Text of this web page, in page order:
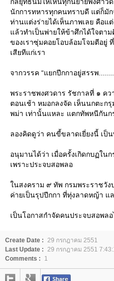
นักการทหารทุกคนทราบดี แต่ก็มั
ท่านแต่งร่ายได้เห็นภาพเลย คือแ
ล้วทำเป็นพ่ายให้ข้าศึกได้ใจตา
ของเราซุ่มคอยโอบล้อมโจมตีอยู่
เสียทีแก่เรา
จากวรรค “แยกปีกกาอยู่สรรพ
พระราชพงศวดาร รัชกาลที่ ๑ คว
ตอนเช้า หมอกลงจัด เห็นนกตะก
พม่า เท่านั้นแหละ แตกทัพหนีกันกร
ลองคิดดูว่า คนขี้ขลาดเยี่ยงนี้ เป็น
อนุมานได้ว่า เมื่อครั้งเกิดกบฏใ
เพราะประจบสอพลอ
นสงคราม ๙ ทัพ กรมพระราชวัง
ค่ายเป็นรุปปีกกา ที่ทุ่งลาดหญ้า แ
เป็นโอกาสกำจัดคนประจบสอพล
Create Date : 29 กรกฎาคม 2551
Last Update : 29 กรกฎาคม 2551
Comments :
1